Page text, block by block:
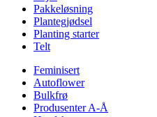
Pakkeløsning
Plantegjødsel
Planting starter
Telt
Feminisert
Autoflower
Bulkfrø
Produsenter A-Å